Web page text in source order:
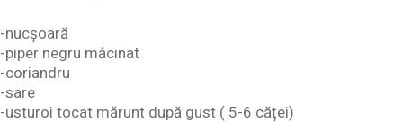
-nucșoară
-piper negru măcinat
-coriandru
-sare
-usturoi tocat mărunt după gust ( 5-6 căței)